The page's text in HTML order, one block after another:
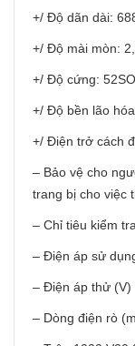
+/ Độ dãn dài:
+/ Độ mài mòn:
+/ Độ cứng:
+/ Độ bền lão
+/ Điện trở cách
– Bảo vệ cho
trang bị cho việc
– Chỉ tiêu kiểm
– Điện áp sử
– Điện áp thử
– Dòng điện rò